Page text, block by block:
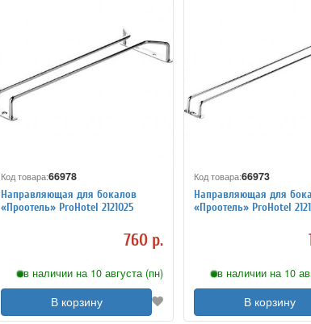
Код товара:66978
Направляющая для бокалов
«Проотель» ProHotel 2121025
760 р.
в наличии на 10 августа (пн)
В корзину
Код товара:66973
Направляющая для
«Проотель» ProHotel
в наличии на 10
В корзину